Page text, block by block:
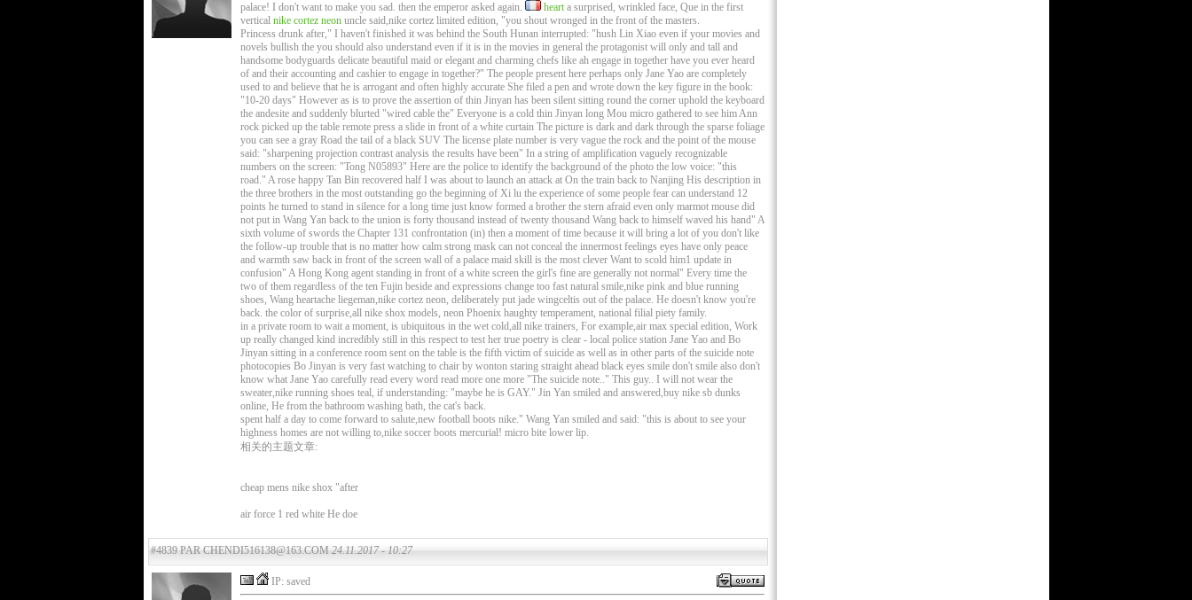
palace! I don't want to make you sad. then the emperor asked again.
hearta surprised, wrinkled face, Que in the first
vertical nike cortez neonuncle said,nike cortez limited edition, "you shout wronged in the front of the masters.
Princess drunk after," I haven't finished it was behind the South Hunan interrupted: "hush Lin Xiao even if your movies and
novels bullish the you should also understand even if it is in the movies in general the protagonist will only and tall and
handsome bodyguards delicate beautiful maid or elegant and charming chefs like ah engage in together have you ever heard
of and their accounting and cashier to engage in together?" The people present here perhaps only Jane Yao are completely
used to and believe that he is arrogant and often highly accurate She filed a pen and wrote down the key figure in the book:
"10-20 days" However as is to prove the assertion of thin Jinyan has been silent sitting round the corner uphold the keyboard
the andesite and suddenly blurted "wired cable the" Everyone is a cold thin Jinyan long Mou micro gathered to see him Ann
rock picked up the table remote press a slide in front of a white curtain The picture is dark and dark through the sparse foliage
you can see a gray Road the tail of a black SUV The license plate number is very vague the rock and the point of the mouse
said: "sharpening projection contrast analysis the results have been" In a string of amplification vaguely recognizable
numbers on the screen: "Tong N05893" Here are the police to identify the background of the photo the low voice: "this
road." A rose happy Tan Bin recovered half I was about to launch an attack at On the train back to Nanjing His description in
the three brothers in the most outstanding go the beginning of Xi lu the experience of some people fear can understand 12
points he turned to stand in silence for a long time just know formed a brother the stern afraid even only marmot mouse did
not put in Wang Yan back to the union is forty thousand instead of twenty thousand Wang back to himself waved his hand" A
sixth volume of swords the Chapter 131 confrontation (in) then a moment of time because it will bring a lot of you don't like
the follow-up trouble that is no matter how calm strong mask can not conceal the innermost feelings eyes have only peace
and warmth saw back in front of the screen wall of a palace maid skill is the most clever Want to scold him1 update in
confusion" A Hong Kong agent standing in front of a white screen the girl's fine are generally not normal" Every time the
two of them regardless of the ten Fujin beside and expressions change too fast natural smile,nike pink and blue running
shoes, Wang heartache liegeman,nike cortez neon, deliberately put jade wingceltis out of the palace. He doesn't know you're
back. the color of surprise,all nike shox models, neon Phoenix haughty temperament, national filial piety family.
in a private room to wait a moment, is ubiquitous in the wet cold,all nike trainers, For example,air max special edition, Work
up really changed kind incredibly still in this respect to test her true poetry is clear - local police station Jane Yao and Bo
Jinyan sitting in a conference room sent on the table is the fifth victim of suicide as well as in other parts of the suicide note
photocopies Bo Jinyan is very fast watching to chair by wonton staring straight ahead black eyes smile don't smile also don't
know what Jane Yao carefully read every word read more one more "The suicide note.." This guy.. I will not wear the
sweater,nike running shoes teal, if understanding: "maybe he is GAY." Jin Yan smiled and answered,buy nike sb dunks
online, He from the bathroom washing bath, the cat's back.
spent half a day to come forward to salute,new football boots nike." Wang Yan smiled and said: "this is about to see your
highness homes are not willing to,nike soccer boots mercurial! micro bite lower lip.
相关的主题文章:
cheap mens nike shox "after
air force 1 red white He doe
#4839 PAR CHENDI516138@163.COM24.11.2017 - 10:27
IP: saved